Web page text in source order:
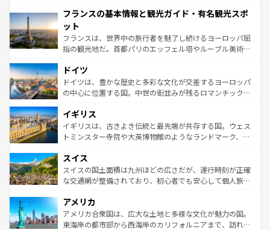
ませてくれるイタリアで、忘れられない旅をしてみよう！
なお、新着のイタリア情報は
しい。
文化が根付くこの国では、情熱的なフラメンコ、熱気あふ
れる闘牛、そして美味しいタパスが生活の一部となってい
る。首都マドリードの洗練された雰囲気や、バルセロナの
アートに溢れた街角から、地方では古代ローマ遺跡や中世
せる。地方によって風土や気候が異なるスペインはその個
性で訪れる人を魅了する。 なお、新着のスペイン情報は コ
ンテンツ一覧を参照してほしい。
フランスの基本情報と観光ガイド・有名観光スポ
ット
フランスは、世界中の旅行者を魅了し続けるヨーロッパ屈
指の観光地だ。首都パリのエッフェル塔やルーブル美術館
で、幅広い魅力が詰まっている。華麗な宮殿、歴史的な大
聖堂、美しいビーチ、そして豊かな自然が、訪れる者を心
から魅了する。また、フランスは美食の国としても知ら
いる。シャンパンの発祥地であるランス、プロヴァンスの
香り高いラベンダー畑など、多彩な楽しみ方が可能だ。さ
らに、パリ以外の地域にも魅力が溢れており、どの街角に
れる地方に足を運ぶとそれぞれで全く異なる文化を体験で
きるだろう。 なお、新着のフランス情報はコンテンツ一覧
を参照してほしい。
ドイツ
ドイツは、豊かな歴史と多彩な文化が交差するヨーロッパ
の中心に位置する国。中世の街並みが残るロマンチック街
顔を持つこの国は、どこを歩いても飽きることがない。ベ
ルリンの文化的活気、バイエルン州のアルプスの絶景、そ
してライン川沿いのワイン畑といった風景は必見。ビール
は、お酒好きな人にはぜひ体験してほしい。 なお、新着の
ドイツ情報はコンテンツ一覧を参照してほしい。
イギリス
イギリスは、古きよき伝統と最先端が共存する国。ウェス
トミンスター寺院や大英博物館のようなランドマーク、歴
リアごとに異なる魅力がある。また、優雅なアフタヌーン
ティー、ビール好きにはたまらない英国パブ、サッカー観
戦など、本場だからこそできる体験も豊富。イギリスを旅
ンツ一覧を参照してほしい。
スイス
スイスの国土面積は九州ほどの広さだが、運行時刻が正確
な交通網が整備されており、初心者でも安心して個人旅行
の建物がそのまま残る町や、スイスならではのユニークな
博物館もあり、アルプス観光だけでなく町歩きも満喫する
ことができる。国民の所得が高いため物価も高いが、旅行
アメリカ
アメリカ合衆国は、広大な土地と多様な文化が魅力の国。
東海岸の都市部から西海岸のカリフォルニアまで、訪れる